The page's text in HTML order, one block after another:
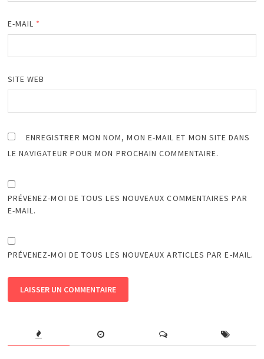
E-MAIL *
SITE WEB
ENREGISTRER MON NOM, MON E-MAIL ET MON SITE DANS
LE NAVIGATEUR POUR MON PROCHAIN COMMENTAIRE.
PRÉVENEZ-MOI DE TOUS LES NOUVEAUX COMMENTAIRES PAR
E-MAIL.
PRÉVENEZ-MOI DE TOUS LES NOUVEAUX ARTICLES PAR E-MAIL.